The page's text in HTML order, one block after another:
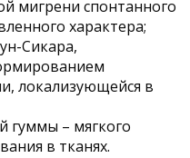
мигрени спонтанного
характера;
Сикара,
локализующейся в
гуммы – мягкого
в тканях.